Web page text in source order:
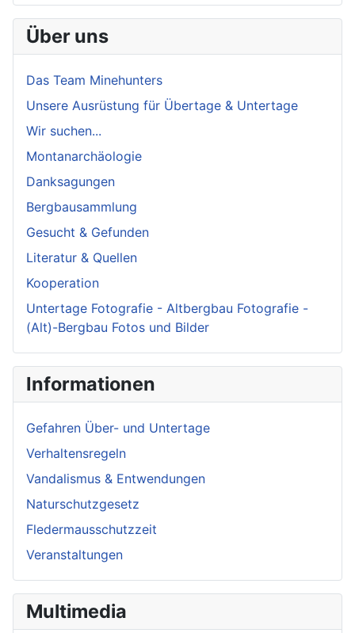
Über uns
Das Team Minehunters
Unsere Ausrüstung für Übertage & Untertage
Wir suchen...
Montanarchäologie
Danksagungen
Bergbausammlung
Gesucht & Gefunden
Literatur & Quellen
Kooperation
Untertage Fotografie - Altbergbau Fotografie -
(Alt)-Bergbau Fotos und Bilder
Informationen
Gefahren Über- und Untertage
Verhaltensregeln
Vandalismus & Entwendungen
Naturschutzgesetz
Fledermausschutzzeit
Veranstaltungen
Multimedia